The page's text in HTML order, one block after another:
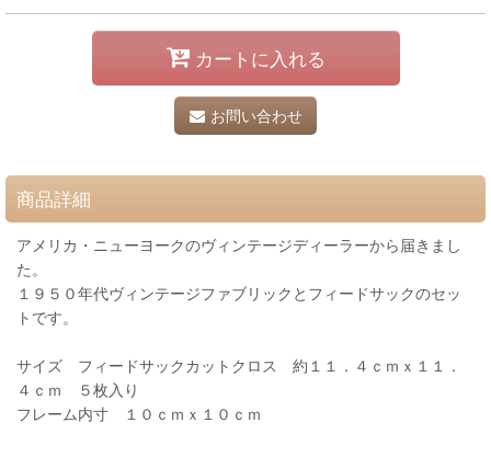
カートに入れる
お問い合わせ
商品詳細
アメリカ・ニューヨークのヴィンテージディーラーから届きまし
た。
１９５０年代ヴィンテージファブリックとフィードサックのセッ
トです。
サイズ フィードサックカットクロス 約１１．４ｃｍｘ１１．
４ｃｍ ５枚入り
フレーム内寸 １０ｃｍｘ１０ｃｍ